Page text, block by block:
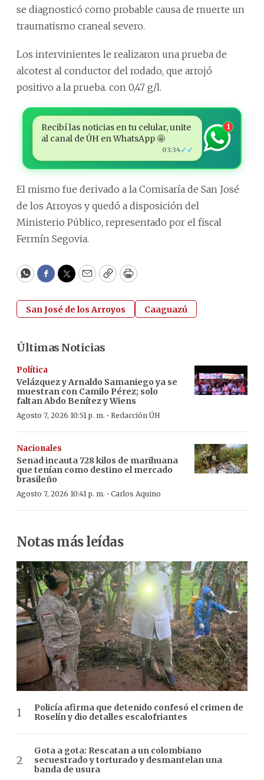
se diagnosticó como probable causa de muerte un
traumatismo craneal severo.
Los intervinientes le realizaron una prueba de
alcotest al conductor del rodado, que arrojó
positivo a la prueba. con 0,47 g/l.
Recibí las noticias en tu celular, unite
al canal de ÚH en WhatsApp 🤩
03:34✓✓
1
El mismo fue derivado a la Comisaría de San José
de los Arroyos y quedó a disposición del
Ministerio Público, representado por el fiscal
Fermín Segovia.
WhatsApp
Facebook
Twitter
EmailCopyPrint
San José de los Arroyos Caaguazú
Últimas Noticias
Política
Velázquez y Arnaldo Samaniego ya se
muestran con Camilo Pérez; solo
faltan Abdo Benítez y Wiens
Agosto 7, 2026 10:51 p. m. · Redacción ÚH
Nacionales
Senad incauta 728 kilos de marihuana
que tenían como destino el mercado
brasileño
Agosto 7, 2026 10:41 p. m. · Carlos Aquino
Notas más leídas
Policía afirma que detenido confesó el crimen de
Roselín y dio detalles escalofriantes
Gota a gota: Rescatan a un colombiano
secuestrado y torturado y desmantelan una
banda de usura